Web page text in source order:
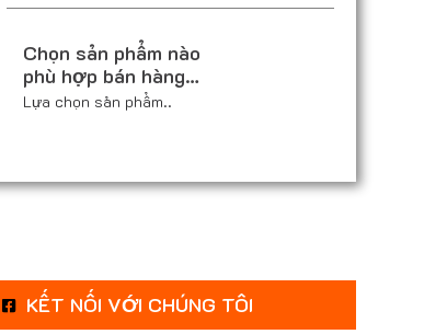
Chọn sản phẩm nào
phù hợp bán hàng…
Lựa chọn sản phẩm..
KẾT NỐI VỚI CHÚNG TÔI